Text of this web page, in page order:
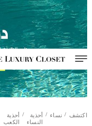
اكتشف / نساء /
أحذية
النساء
/
أحذية
الكعب